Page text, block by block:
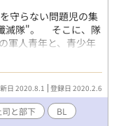
守らない問題児の集
滅隊"。 そこに、隊
軍人青年と、青少年
ー要素強め。エロは
で仲良くしたり喧嘩
み合わせを妄想くだ
創作、自作小説のBL
日 2020.8.1 登録日 2020.2.6
司と部下
BL